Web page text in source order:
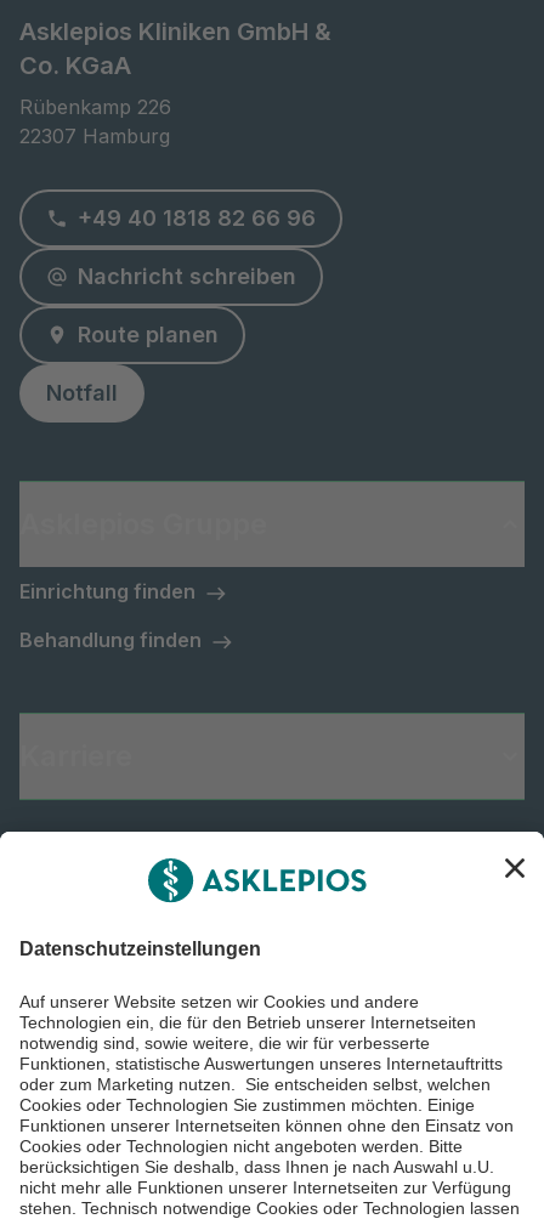
Asklepios Kliniken GmbH &
Co. KGaA
Rübenkamp 226
22307 Hamburg
+49 40 1818 82 66 96
Nachricht schreiben
Route planen
Notfall
Einrichtung finden
Behandlung finden
Informiert bleiben
Impressum
Datenschutzinformationen
Barrierefreiheit